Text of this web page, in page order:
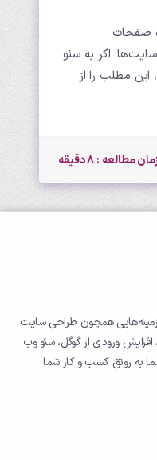
صفحات
سایت‌ها. اگر به سئو
مطلب را از
مطالعه : 8 دقیقه
زمینه‌هایی همچون طراحی سایت
افزایش ورودی از گوگل، سئو وب
به رونق کسب و کار شما